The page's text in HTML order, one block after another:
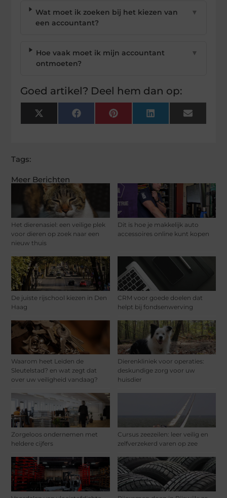
Meer Berichten
Het dierenasiel: een veilige plek
voor dieren op zoek naar een
nieuw thuis
Dit is hoe je makkelijk auto
accessoires online kunt kopen
De juiste rijschool kiezen in Den
Haag
CRM voor goede doelen dat
helpt bij fondsenwerving
Waarom heet Leiden de
Sleutelstad? en wat zegt dat
over uw veiligheid vandaag?
Dierenkliniek voor operaties:
deskundige zorg voor uw
huisdier
Zorgeloos ondernemen met
heldere cijfers
Cursus zeezeilen: leer veilig en
zelfverzekerd varen op zee
Wat moet ik zoeken bij het kiezen van
een accountant?
▼
Hoe vaak moet ik mijn accountant
ontmoeten?
▼
Goed artikel? Deel hem dan op:
X
(Twitter)
FacebookPinterest LinkedIn Email
Tags: